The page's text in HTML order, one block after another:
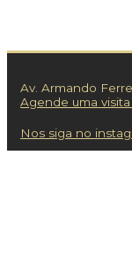
Av. Armando
Agende uma
Nos siga no